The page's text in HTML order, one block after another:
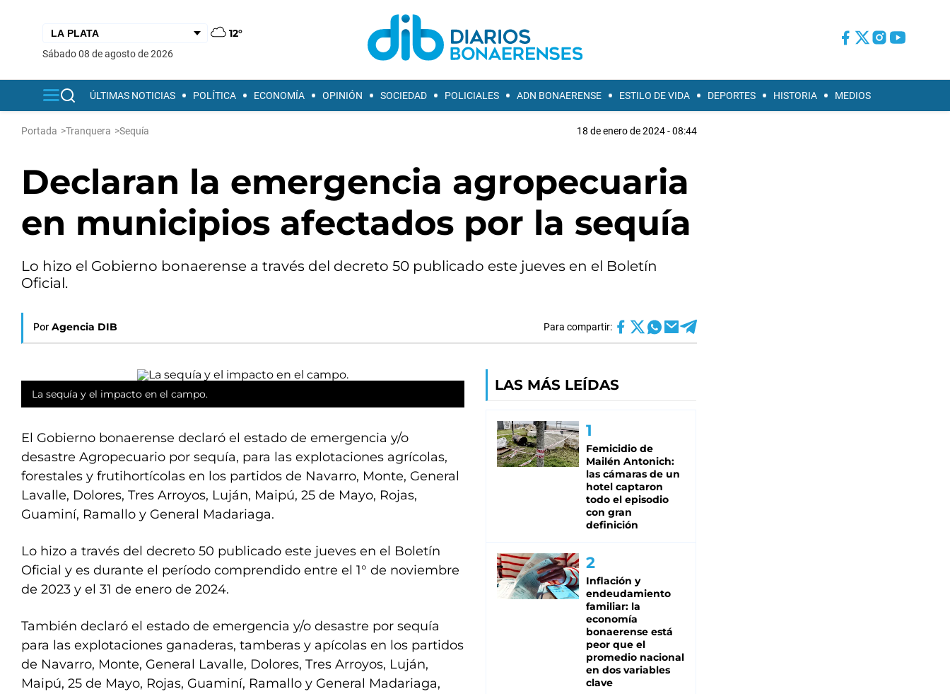
12°
sábado 08 de agosto de 2026
ÚLTIMAS NOTICIAS POLÍTICA ECONOMÍA OPINIÓN SOCIEDAD POLICIALES ADN BONAERENSE ESTILO DE VIDA DEPORTES HISTORIA MEDIOS
Portada >Tranquera >Sequía 18 de enero de 2024 - 08:44
Declaran la emergencia agropecuaria
en municipios afectados por la sequía
Lo hizo el Gobierno bonaerense a través del decreto 50 publicado este jueves en el Boletín
Oficial.
Por Agencia DIB Para compartir:
La sequía y el impacto en el campo.
El Gobierno bonaerense declaró el estado de emergencia y/o
desastre Agropecuario por sequía, para las explotaciones agrícolas,
forestales y frutihortícolas en los partidos de Navarro, Monte, General
Lavalle, Dolores, Tres Arroyos, Luján, Maipú, 25 de Mayo, Rojas,
Guaminí, Ramallo y General Madariaga.
Lo hizo a través del decreto 50 publicado este jueves en el Boletín
Oficial y es durante el período comprendido entre el 1° de noviembre
de 2023 y el 31 de enero de 2024.
También declaró el estado de emergencia y/o desastre por sequía
para las explotaciones ganaderas, tamberas y apícolas en los partidos
de Navarro, Monte, General Lavalle, Dolores, Tres Arroyos, Luján,
Maipú, 25 de Mayo, Rojas, Guaminí, Ramallo y General Madariaga,
LAS MÁS LEÍDAS
Femicidio de
Mailén Antonich:
las cámaras de un
hotel captaron
todo el episodio
con gran
definición
Inflación y
endeudamiento
familiar: la
economía
bonaerense está
peor que el
promedio nacional
en dos variables
clave